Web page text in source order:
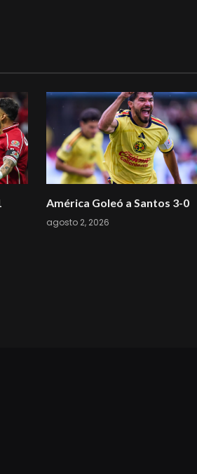
América Goleó a Santos 3-0
agosto 2, 2026